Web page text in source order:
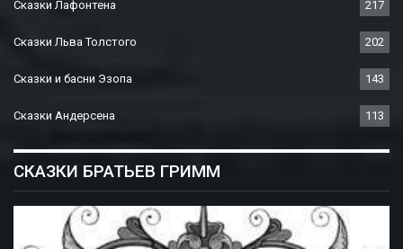
Сказки Лафонтена 217
Сказки Льва Толстого 202
Сказки и басни Эзопа 143
Сказки Андерсена 113
СКАЗКИ БРАТЬЕВ ГРИММ